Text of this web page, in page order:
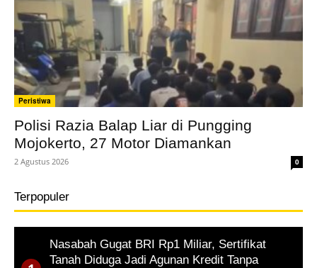
Peristiwa
Polisi Razia Balap Liar di Pungging
Mojokerto, 27 Motor Diamankan
2 Agustus 2026 0
Terpopuler
Nasabah Gugat BRI Rp1 Miliar, Sertifikat
Tanah Diduga Jadi Agunan Kredit Tanpa